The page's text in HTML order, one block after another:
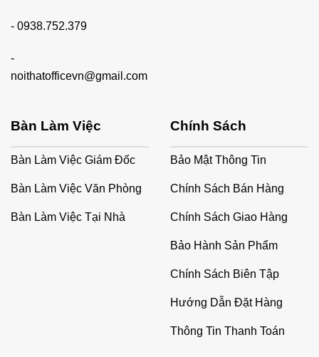
- 0938.752.379
-
noithatofficevn@gmail.com
Bàn Làm Việc
Bàn Làm Việc Giám Đốc
Bàn Làm Việc Văn Phòng
Bàn Làm Việc Tại Nhà
Chính Sách
Bảo Mật Thông Tin
Chính Sách Bán Hàng
Chính Sách Giao Hàng
Bảo Hành Sản Phẩm
Chính Sách Biên Tập
Hướng Dẫn Đặt Hàng
Thông Tin Thanh Toán